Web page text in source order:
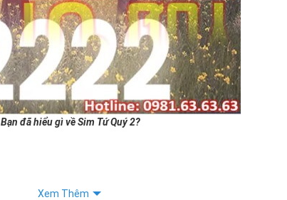
Bạn đã hiểu gì về Sim Tứ Quý 2?
Xem Thêm